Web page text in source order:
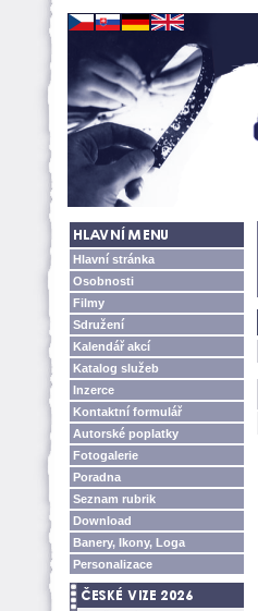
Hlavní stránka
Osobnosti
Filmy
Sdružení
Kalendář akcí
Katalog služeb
Inzerce
Kontaktní formulář
Autorské poplatky
Fotogalerie
Poradna
Seznam rubrik
Download
Banery, Ikony, Loga
Personalizace